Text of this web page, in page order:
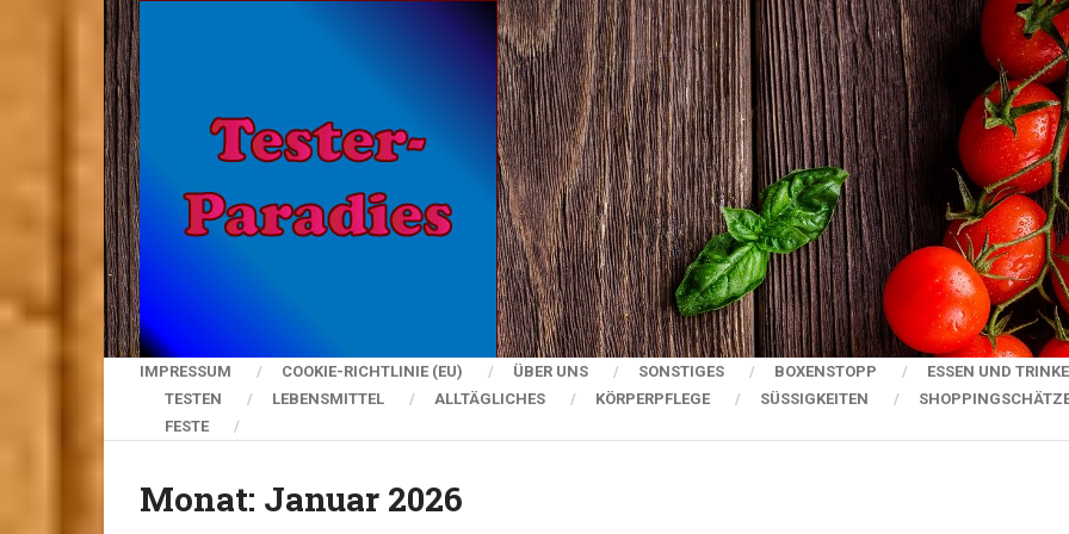
IMPRESSUM COOKIE-RICHTLINIE (EU) ÜBER UNS SONSTIGES BOXENSTOPP
ESSEN UND
TESTEN
LEBENSMITTEL ALLTÄGLICHES KÖRPERPFLEGE SÜSSIGKEITEN
FESTE
Monat: Januar 2026